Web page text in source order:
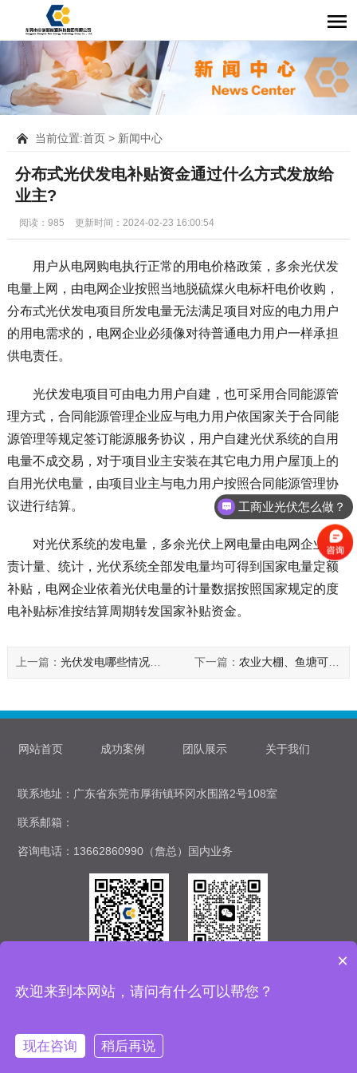
当前位置:首页> 新闻中心
分布式光伏发电补贴资金通过什么方式发放给
业主?
阅读：985 更新时间：2024-02-23 16:00:54
用户从电网购电执行正常的用电价格政策，多余光伏发
电量上网，由电网企业按照当地脱硫煤火电标杆电价收购，
分布式光伏发电项目所发电量无法满足项目对应的电力用户
的用电需求的，电网企业必须像对待普通电力用户一样承担
供电责任。
光伏发电项目可由电力用户自建，也可采用合同能源管
理方式，合同能源管理企业应与电力用户依国家关于合同能
源管理等规定签订能源服务协议，用户自建光伏系统的自用
电量不成交易，对于项目业主安装在其它电力用户屋顶上的
自用光伏电量，由项目业主与电力用户按照合同能源管理协
议进行结算。
对光伏系统的发电量，多余光伏上网电量由电网企业负
责计量、统计，光伏系统全部发电量均可得到国家电量定额
补贴，电网企业依着光伏电量的计量数据按照国家规定的度
电补贴标准按结算周期转发国家补贴资金。
上一篇： 光伏发电哪些情况可能出现备案失败或者失效? 下一篇：农业大棚、鱼塘可以安装分布式光伏并网系统吗?
网站首页 成功案例 团队展示 关于我们
联系地址：广东省东莞市厚街镇环冈水围路2号108室
联系邮箱：
咨询电话：13662860990（詹总）国内业务
工商业光伏怎么做？
×
欢迎来到本网站，请问有什么可以帮您？
现在咨询
稍后再说
拨打电话